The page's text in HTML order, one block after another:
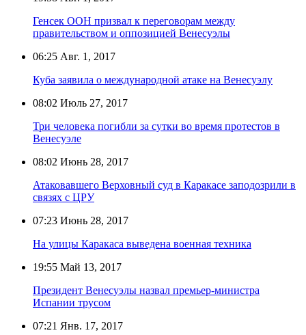
Генсек ООН призвал к переговорам между
правительством и оппозицией Венесуэлы
06:25 Авг. 1, 2017
Куба заявила о международной атаке на Венесуэлу
08:02 Июль 27, 2017
Три человека погибли за сутки во время протестов в
Венесуэле
08:02 Июнь 28, 2017
Атаковавшего Верховный суд в Каракасе заподозрили в
связях с ЦРУ
07:23 Июнь 28, 2017
На улицы Каракаса выведена военная техника
19:55 Май 13, 2017
Президент Венесуэлы назвал премьер-министра
Испании трусом
07:21 Янв. 17, 2017